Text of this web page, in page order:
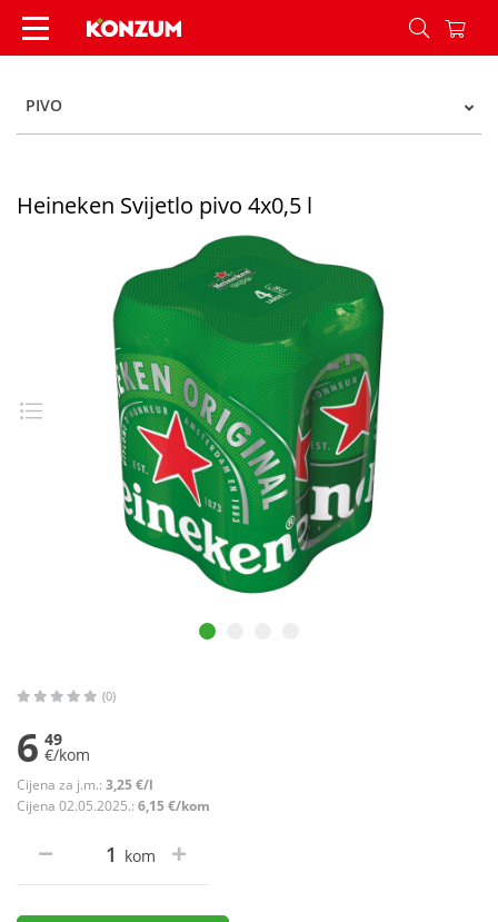
Heineken Svijetlo pivo 4x0,5 l - Konzum
PIVO
Heineken Svijetlo pivo 4x0,5 l
(0)
6 49
€/kom
Cijena za j.m.: 3,25 €/l
Cijena 02.05.2025.: 6,15 €/kom
kom